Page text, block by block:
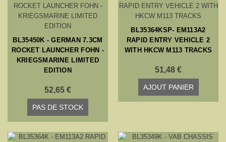
BL35450K - GERMAN 7.3CM
ROCKET LAUNCHER FOHN -
KRIEGSMARINE LIMITED
EDITION
52,65 €
PAS DE STOCK
BL35364KSP- EM113A2
RAPID ENTRY VEHICLE 2
WITH HKCW M113 TRACKS
51,48 €
AJOUT PANIER